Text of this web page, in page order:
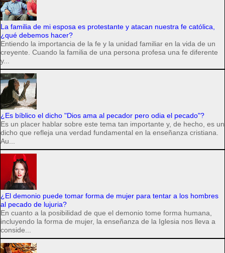
La familia de mi esposa es protestante y atacan nuestra fe católica,
¿qué debemos hacer?
Entiendo la importancia de la fe y la unidad familiar en la vida de un
creyente. Cuando la familia de una persona profesa una fe diferente
y...
¿Es bíblico el dicho "Dios ama al pecador pero odia el pecado"?
Es un placer hablar sobre este tema tan importante y, de hecho, es un
dicho que refleja una verdad fundamental en la enseñanza cristiana.
Au...
¿El demonio puede tomar forma de mujer para tentar a los hombres
al pecado de lujuria?
En cuanto a la posibilidad de que el demonio tome forma humana,
incluyendo la forma de mujer, la enseñanza de la Iglesia nos lleva a
conside...